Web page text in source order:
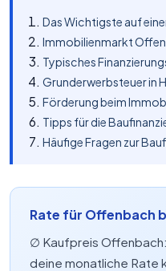
Das Wichtigste auf
Immobilienmarkt
Typisches
Grunderwerbsteuer in
Förderung beim
Tipps für die
Häufige Fragen zur
Rate für Offenbach
∅ Kaufpreis
deine monatliche Rate